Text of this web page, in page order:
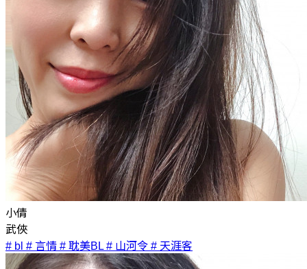
小倩
武俠
# bl # 言情 # 耽美BL # 山河令 # 天涯客